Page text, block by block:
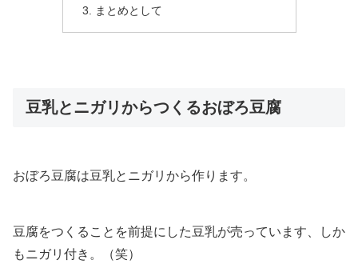
まとめとして
豆乳とニガリからつくるおぼろ豆腐
おぼろ豆腐は豆乳とニガリから作ります。
豆腐をつくることを前提にした豆乳が売っています、しか
もニガリ付き。（笑）